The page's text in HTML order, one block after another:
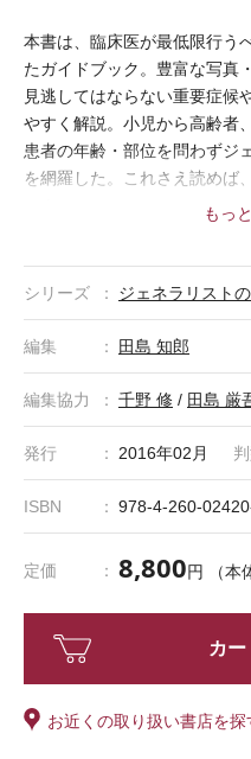
もっ
本書は、臨床医が最低限行う
たガイドブック。豊富な写真
見逃してはならない重要症候
やすく解説。小児から高齢者
患者の年齢・部位を問わずジ
を網羅した。これさえ読めば
シリーズ ジェネラリスト
編集 田島 知郎
編集協力 千野 修 / 田島 厳
発行 2016年02月
ISBN 978-4-260-
定価 8,800円 （本
カ
お近くの取り扱い書店を探